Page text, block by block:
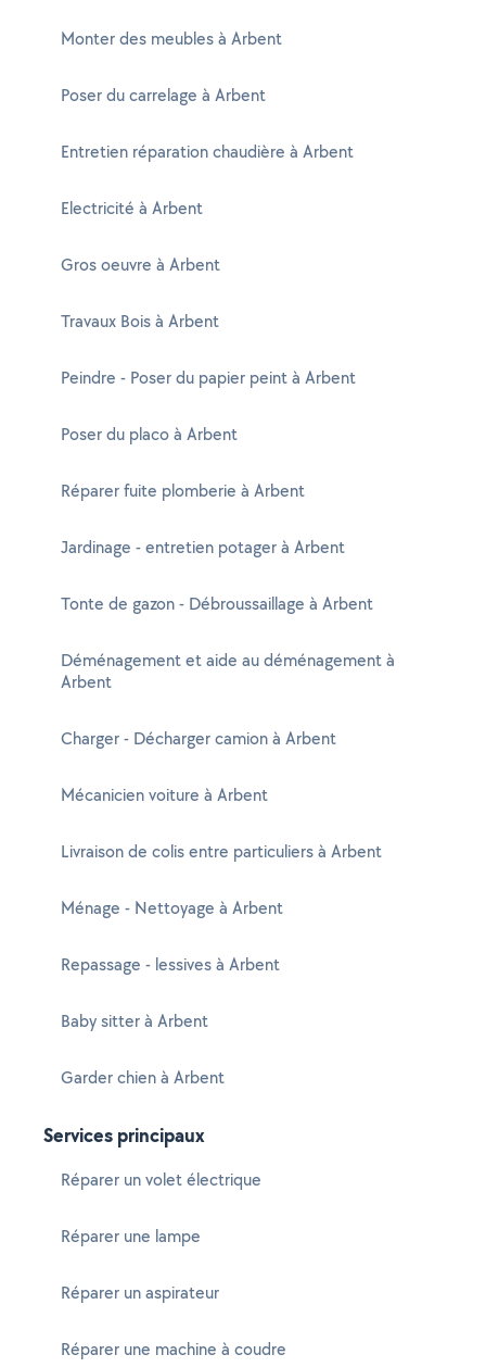
Monter des meubles à Arbent
Poser du carrelage à Arbent
Entretien réparation chaudière à Arbent
Electricité à Arbent
Gros oeuvre à Arbent
Travaux Bois à Arbent
Peindre - Poser du papier peint à Arbent
Poser du placo à Arbent
Réparer fuite plomberie à Arbent
Jardinage - entretien potager à Arbent
Tonte de gazon - Débroussaillage à Arbent
Déménagement et aide au déménagement à
Arbent
Charger - Décharger camion à Arbent
Mécanicien voiture à Arbent
Livraison de colis entre particuliers à Arbent
Ménage - Nettoyage à Arbent
Repassage - lessives à Arbent
Baby sitter à Arbent
Garder chien à Arbent
Services principaux
Réparer un volet électrique
Réparer une lampe
Réparer un aspirateur
Réparer une machine à coudre